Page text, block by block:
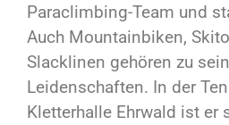
Paraclimbing-Team und
Auch Mountainbiken,
Slacklinen gehören zu
Leidenschaften. In der
Kletterhalle Ehrwald ist er